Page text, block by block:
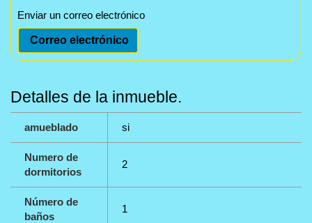
Enviar un correo electrónico
Correo electrónico
Detalles de la inmueble.
amueblado si
Numero de
dormitorios
2
Número de
baños
1